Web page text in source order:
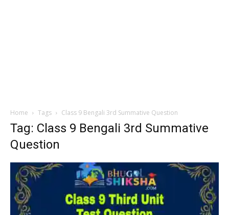
Home Tags Class 9 Bengali 3rd Summative Question
Tag: Class 9 Bengali 3rd Summative
Question